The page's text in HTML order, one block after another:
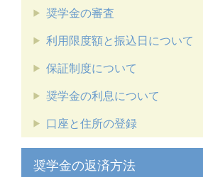
奨学金の審査
利用限度額と振込日について
保証制度について
奨学金の利息について
口座と住所の登録
奨学金の返済方法